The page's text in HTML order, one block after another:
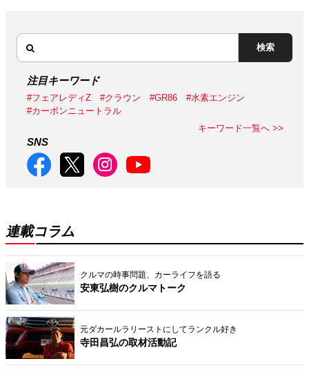
検索
注目キーワード
#フェアレディZ #クラウン #GR86
#水素エンジン
#カーボンニュートラル
キーワード一覧へ >>
SNS
連載コラム
クルマの時事問題、カーライフを語る
安東弘樹のクルマトーク
元ダカールラリーストにしてランクル好き
寺田昌弘の取材活動記